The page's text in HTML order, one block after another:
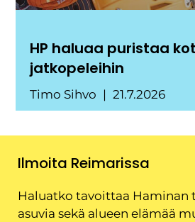
HP haluaa puristaa
jatkopeleihin
Timo Sihvo 21.7.2026
Ilmoita Reimarissa
Haluatko tavoittaa Haminan
asuvia sekä alueen elämää